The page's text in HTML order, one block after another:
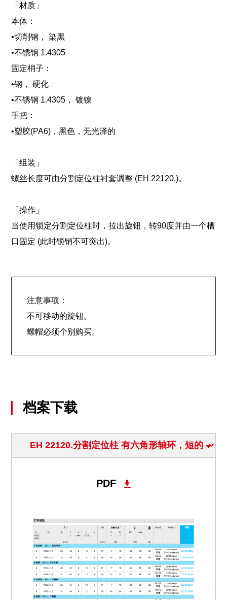
「材质」
本体：
•切削钢， 染黑
•不锈钢 1.4305
固定梢子：
•钢， 硬化
•不锈钢 1.4305， 镀镍
手把：
•塑胶(PA6)，黑色，无光泽的
「组装」
螺丝长度可由分割定位柱衬套调整 (EH 22120.)。
「操作」
当使用锁定分割定位柱时，拉出旋钮，转90度并由一个槽
口固定 (此时锁销不可突出)。
注意事项：
不可移动的旋钮。
螺帽必须个别购买。
档案下载
PDF